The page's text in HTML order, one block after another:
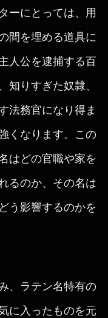
ーにとっては、用
間を埋める道具に
人公を逮捕する百
知りすぎた奴隷、
法務官になり得ま
くなります。この
はどの官職や家を
るのか、その名は
う影響するのかを
、ラテン名特有の
に入ったものを元